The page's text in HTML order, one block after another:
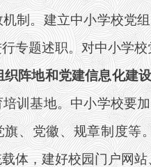
制。建立中小学校党
专题述职。对中小学
织阵地和党建信息化建
训基地。中小学校要
旗、党徽、规章制度等
体，建好校园门户网